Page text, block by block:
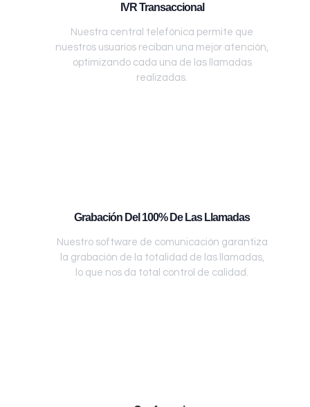
IVR Transaccional
Nuestra central telefónica permite que
nuestros usuarios reciban una mejor atención,
optimizando cada una de las llamadas
realizadas.
Grabación Del 100% De Las Llamadas
Nuestro software de comunicación garantiza
la grabación de la totalidad de las llamadas,
lo que nos da total control de calidad.